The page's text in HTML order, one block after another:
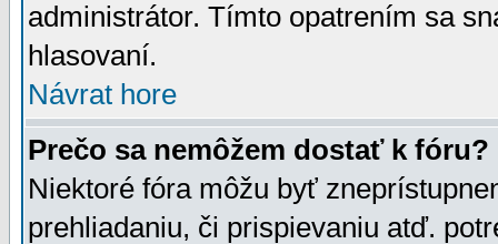
administrátor. Tímto opatrením sa
hlasovaní.
Návrat hore
Prečo sa nemôžem dostať k fóru?
Niektoré fóra môžu byť
prehliadaniu, či prispievaniu atď.